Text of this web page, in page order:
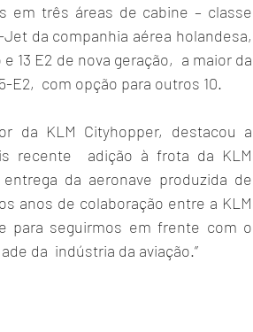
em três áreas de cabine – classe
da companhia aérea holandesa,
13 E2 de nova geração,  a maior da
E2,  com opção para outros 10.
da KLM Cityhopper, destacou a
recente  adição à frota da KLM
da aeronave produzida de
anos de colaboração entre a KLM
para seguirmos em frente com o
da  indústria da aviação.”